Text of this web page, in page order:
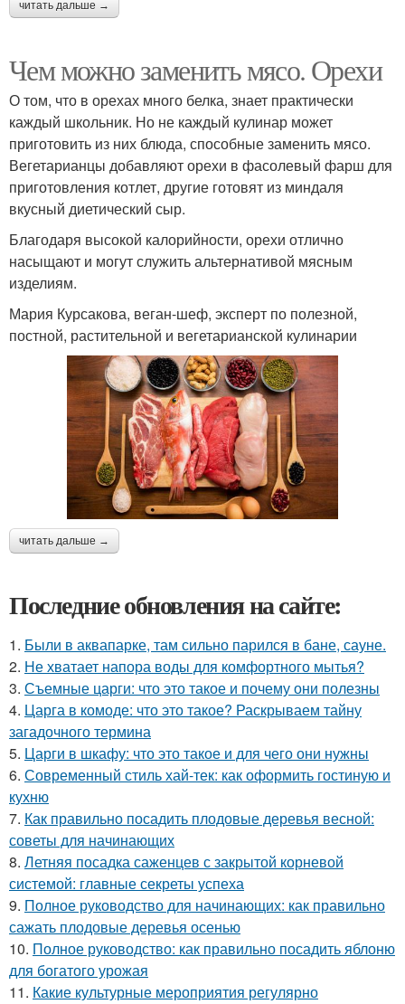
читать дальше →
Чем можно заменить мясо. Орехи
О том, что в орехах много белка, знает практически
каждый школьник. Но не каждый кулинар может
приготовить из них блюда, способные заменить мясо.
Вегетарианцы добавляют орехи в фасолевый фарш для
приготовления котлет, другие готовят из миндаля
вкусный диетический сыр.
Благодаря высокой калорийности, орехи отлично
насыщают и могут служить альтернативой мясным
изделиям.
Мария Курсакова, веган-шеф, эксперт по полезной,
постной, растительной и вегетарианской кулинарии
читать дальше →
Последние обновления на сайте:
1. Были в аквапарке, там сильно парился в бане, сауне.
2. Не хватает напора воды для комфортного мытья?
3. Съемные царги: что это такое и почему они полезны
4. Царга в комоде: что это такое? Раскрываем тайну
загадочного термина
5. Царги в шкафу: что это такое и для чего они нужны
6. Современный стиль хай-тек: как оформить гостиную и
кухню
7. Как правильно посадить плодовые деревья весной:
советы для начинающих
8. Летняя посадка саженцев с закрытой корневой
системой: главные секреты успеха
9. Полное руководство для начинающих: как правильно
сажать плодовые деревья осенью
10. Полное руководство: как правильно посадить яблоню
для богатого урожая
11. Какие культурные мероприятия регулярно